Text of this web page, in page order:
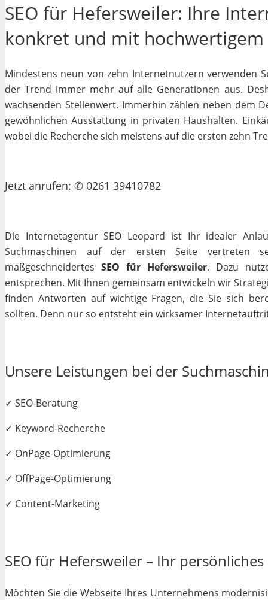
SEO für Hefersweiler: Ihre
konkret und mit
Mindestens neun von zehn Internetnutzern verwenden
der Trend immer mehr auf alle Generationen aus.
wachsenden Stellenwert. Immerhin zählen neben dem
gewöhnlichen Ausstattung in privaten Haushalten.
wobei die Recherche sich meistens auf die ersten zehn
Jetzt anrufen: ✆ 0261 39410782
Die Internetagentur SEO Leopard ist Ihr idealer
Suchmaschinen auf der ersten Seite vertreten
maßgeschneidertes SEO für Hefersweiler. Dazu
entsprechen. Mit Ihnen gemeinsam entwickeln wir
finden Antworten auf wichtige Fragen, die Sie sich
sollten. Denn nur so entsteht ein wirksamer
Unsere Leistungen bei der
✓ SEO-Beratung
✓ Keyword-Recherche
✓ OnPage-Optimierung
✓ OffPage-Optimierung
✓ Content-Marketing
SEO für Hefersweiler – Ihr
Möchten Sie die Webseite Ihres Unternehmens